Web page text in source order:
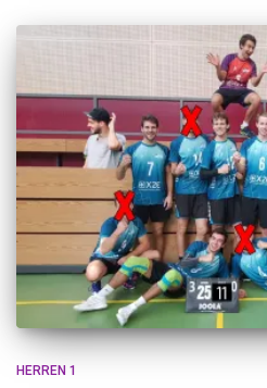
HERREN 1